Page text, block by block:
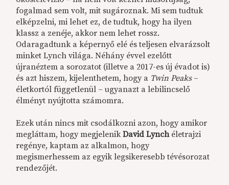
fogalmad sem volt, mit sugároznak. Mi sem tudtuk
elképzelni, mi lehet ez, de tudtuk, hogy ha ilyen
klassz a zenéje, akkor nem lehet rossz.
Odaragadtunk a képernyő elé és teljesen elvarázsolt
minket Lynch világa. Néhány évvel ezelőtt
újranéztem a sorozatot (illetve a 2017-es új évadot is)
és azt hiszem, kijelenthetem, hogy a Twin Peaks–
életkortól függetlenül – ugyanazt a lebilincselő
élményt nyújtotta számomra.
Ezek után nincs mit csodálkozni azon, hogy amikor
megláttam, hogy megjelenikDavid Lynchéletrajzi
regénye, kaptam az alkalmon, hogy
megismerhessem az egyik legsikeresebb tévésorozat
rendezőjét.